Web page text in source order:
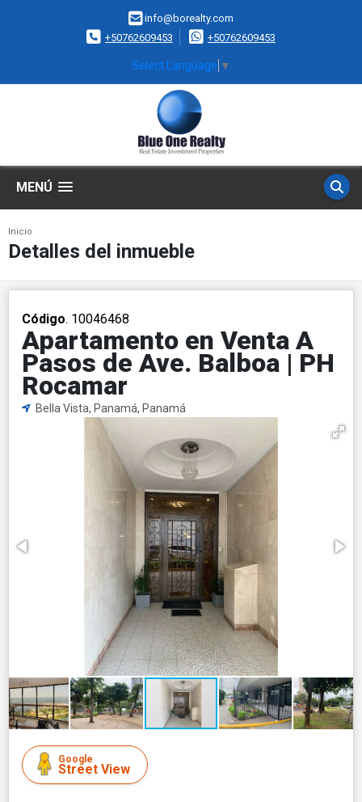
info@borealty.com
+50762609453
+50762609453
Select Language ▼
MENÚ
Inicio
Detalles del inmueble
Código. 10046468
Apartamento en Venta A
Pasos de Ave. Balboa | PH
Rocamar
Bella Vista, Panamá, Panamá
Google
Street View